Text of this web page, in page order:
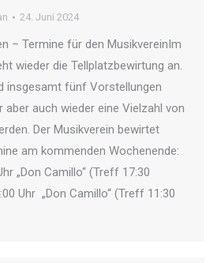
24. Juni 2024
– Termine für den MusikvereinIm
wieder die Tellplatzbewirtung an.
insgesamt fünf Vorstellungen
aber auch wieder eine Vielzahl von
Der Musikverein bewirtet
am kommenden Wochenende:
„Don Camillo“ (Treff 17:30
Uhr „Don Camillo“ (Treff 11:30